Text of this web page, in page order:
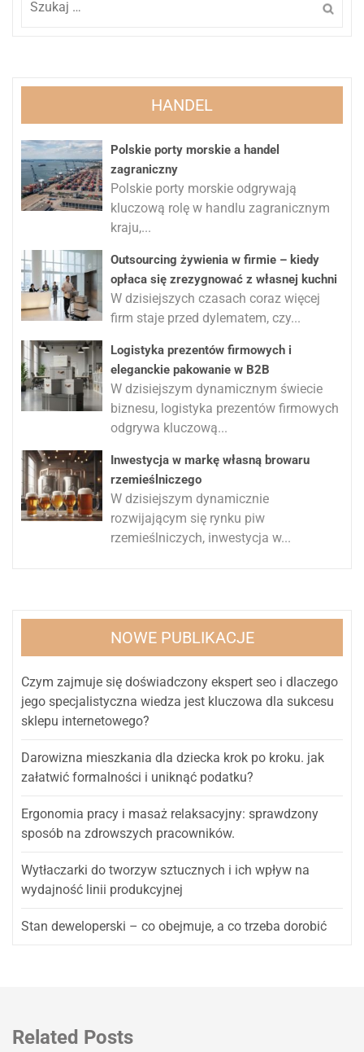
HANDEL
Polskie porty morskie a handel
zagraniczny
Polskie porty morskie odgrywają
kluczową rolę w handlu zagranicznym
kraju,...
Outsourcing żywienia w firmie – kiedy
opłaca się zrezygnować z własnej kuchni
W dzisiejszych czasach coraz więcej
firm staje przed dylematem, czy...
Logistyka prezentów firmowych i
eleganckie pakowanie w B2B
W dzisiejszym dynamicznym świecie
biznesu, logistyka prezentów firmowych
odgrywa kluczową...
Inwestycja w markę własną browaru
rzemieślniczego
W dzisiejszym dynamicznie
rozwijającym się rynku piw
rzemieślniczych, inwestycja w...
NOWE PUBLIKACJE
Czym zajmuje się doświadczony ekspert seo i dlaczego
jego specjalistyczna wiedza jest kluczowa dla sukcesu
sklepu internetowego?
Darowizna mieszkania dla dziecka krok po kroku. jak
załatwić formalności i uniknąć podatku?
Ergonomia pracy i masaż relaksacyjny: sprawdzony
sposób na zdrowszych pracowników.
Wytłaczarki do tworzyw sztucznych i ich wpływ na
wydajność linii produkcyjnej
Stan deweloperski – co obejmuje, a co trzeba dorobić
Related Posts